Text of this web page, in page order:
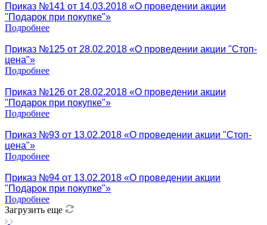
Приказ №141 от 14.03.2018 «О проведении акции
"Подарок при покупке"»
Подробнее
Приказ №125 от 28.02.2018 «О проведении акции "Стоп-
цена"»
Подробнее
Приказ №126 от 28.02.2018 «О проведении акции
"Подарок при покупке"»
Подробнее
Приказ №93 от 13.02.2018 «О проведении акции "Стоп-
цена"»
Подробнее
Приказ №94 от 13.02.2018 «О проведении акции
"Подарок при покупке"»
Подробнее
Загрузить еще